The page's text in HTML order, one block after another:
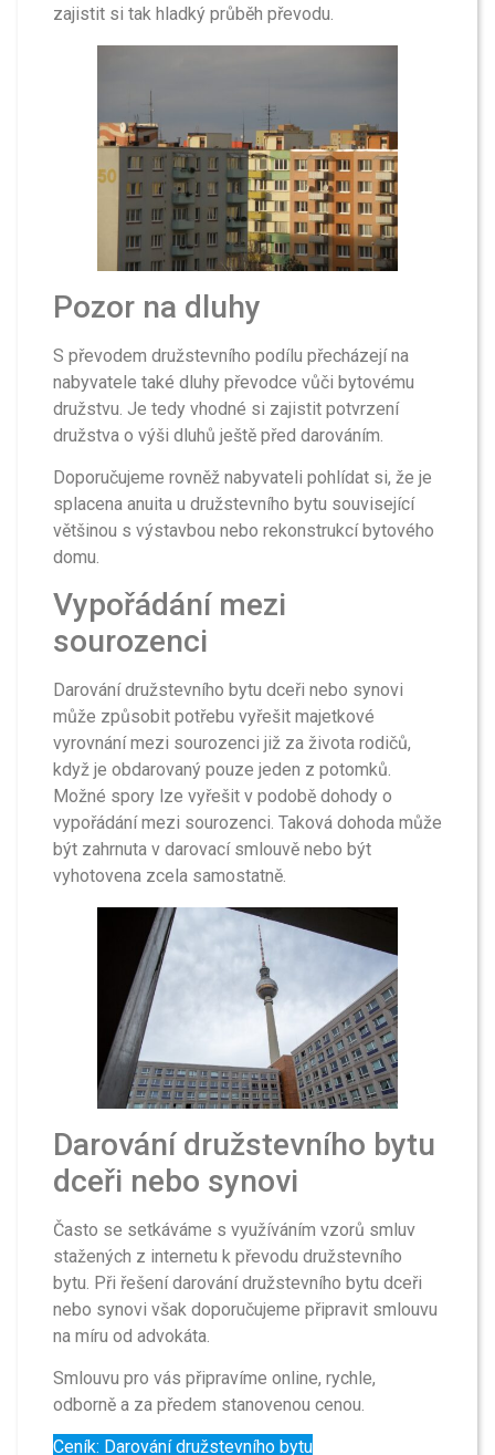
zajistit si tak hladký průběh převodu.
Pozor na dluhy
S převodem družstevního podílu přecházejí na
nabyvatele také dluhy převodce vůči bytovému
družstvu. Je tedy vhodné si zajistit potvrzení
družstva o výši dluhů ještě před darováním.
Doporučujeme rovněž nabyvateli pohlídat si, že je
splacena anuita u družstevního bytu související
většinou s výstavbou nebo rekonstrukcí bytového
domu.
Vypořádání mezi
sourozenci
Darování družstevního bytu dceři nebo synovi
může způsobit potřebu vyřešit majetkové
vyrovnání mezi sourozenci již za života rodičů,
když je obdarovaný pouze jeden z potomků.
Možné spory lze vyřešit v podobě dohody o
vypořádání mezi sourozenci. Taková dohoda může
být zahrnuta v darovací smlouvě nebo být
vyhotovena zcela samostatně.
Darování družstevního bytu
dceři nebo synovi
Často se setkáváme s využíváním vzorů smluv
stažených z internetu k převodu družstevního
bytu. Při řešení darování družstevního bytu dceři
nebo synovi však doporučujeme připravit smlouvu
na míru od advokáta.
Smlouvu pro vás připravíme online, rychle,
odborně a za předem stanovenou cenou.
Ceník: Darování družstevního bytu